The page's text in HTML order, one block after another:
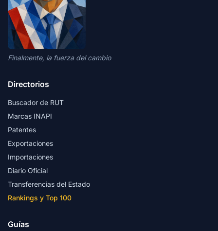
Finalmente, la fuerza del cambio
Directorios
Buscador de RUT
Marcas INAPI
Patentes
Exportaciones
Importaciones
Diario Oficial
Transferencias del Estado
Rankings y Top 100
Guías